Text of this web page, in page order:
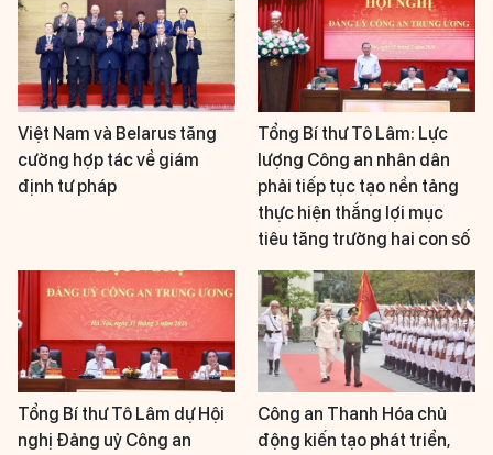
Việt Nam và Belarus tăng
cường hợp tác về giám
định tư pháp
Tổng Bí thư Tô Lâm: Lực
lượng Công an nhân dân
phải tiếp tục tạo nền tảng
thực hiện thắng lợi mục
tiêu tăng trưởng hai con số
Tổng Bí thư Tô Lâm dự Hội
nghị Đảng uỷ Công an
Công an Thanh Hóa chủ
động kiến tạo phát triển,